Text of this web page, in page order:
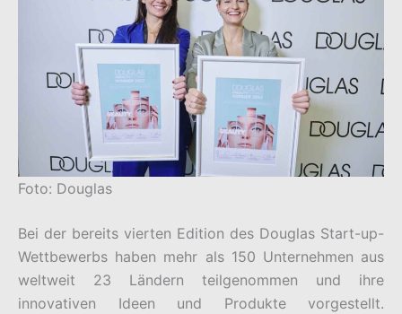
Foto: Douglas
Bei der bereits vierten Edition des Douglas Start-up-
Wettbewerbs haben mehr als 150 Unternehmen aus
weltweit 23 Ländern teilgenommen und ihre
innovativen Ideen und Produkte vorgestellt.